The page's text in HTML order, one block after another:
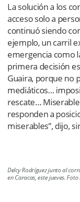
La solución a los
acceso solo a
continuó siendo
ejemplo, un carril
emergencia como
primera decisión
Guaira, porque no
mediáticos…
rescate…
responden a
miserables”, dijo,
Delcy Rodríguez junto al
en Caracas, este jueves.